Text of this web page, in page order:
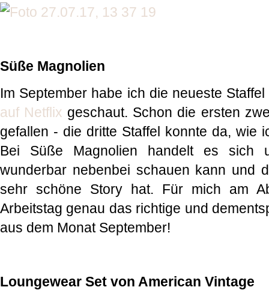
Süße Magnolien
Im September habe ich die neueste
auf Netflix geschaut. Schon die ersten
gefallen - die dritte Staffel konnte da, wie
Bei Süße Magnolien handelt es sich
wunderbar nebenbei schauen kann und
sehr schöne Story hat. Für mich am
Arbeitstag genau das richtige und
aus dem Monat September!
Loungewear Set von American Vintage